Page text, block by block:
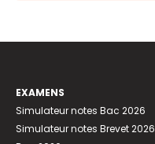
EXAMENS
Simulateur notes Bac 2026
Simulateur notes Brevet 2026